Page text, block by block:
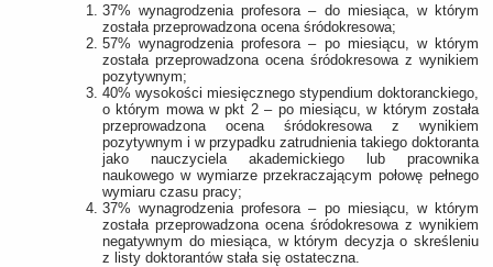
37% wynagrodzenia profesora – do miesiąca, w którym
została przeprowadzona ocena śródokresowa;
57% wynagrodzenia profesora – po miesiącu, w którym
została przeprowadzona ocena śródokresowa z wynikiem
pozytywnym;
40% wysokości miesięcznego stypendium doktoranckiego,
o którym mowa w pkt 2 – po miesiącu, w którym została
przeprowadzona ocena śródokresowa z wynikiem
pozytywnym i w przypadku zatrudnienia takiego doktoranta
jako nauczyciela akademickiego lub pracownika
naukowego w wymiarze przekraczającym połowę pełnego
wymiaru czasu pracy;
37% wynagrodzenia profesora – po miesiącu, w którym
została przeprowadzona ocena śródokresowa z wynikiem
negatywnym do miesiąca, w którym decyzja o skreśleniu
z listy doktorantów stała się ostateczna.